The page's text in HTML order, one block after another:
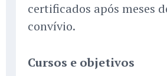
certificados após meses
convívio.
Cursos e objetivos